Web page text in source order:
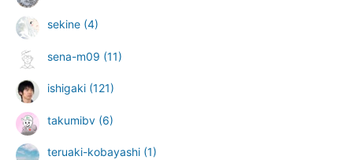
sekine (4)
sena-m09 (11)
ishigaki (121)
takumibv (6)
teruaki-kobayashi (1)